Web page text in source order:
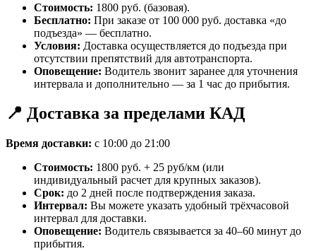
Стоимость: 1800 руб. (базовая).
Бесплатно: При заказе от 100 000 руб. доставка «до
подъезда» — бесплатно.
Условия: Доставка осуществляется до подъезда при
отсутствии препятствий для автотранспорта.
Оповещение: Водитель звонит заранее для уточнения
интервала и дополнительно — за 1 час до прибытия.
📍 Доставка за пределами КАД
Время доставки: с 10:00 до 21:00
Стоимость: 1800 руб. + 25 руб/км (или
индивидуальный расчет для крупных заказов).
Срок: до 2 дней после подтверждения заказа.
Интервал: Вы можете указать удобный трёхчасовой
интервал для доставки.
Оповещение: Водитель связывается за 40–60 минут до
прибытия.